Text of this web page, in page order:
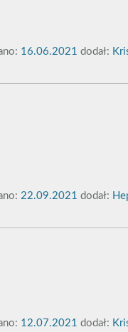
16.06.2021 dodał:
22.09.2021 dodał:
12.07.2021 dodał: